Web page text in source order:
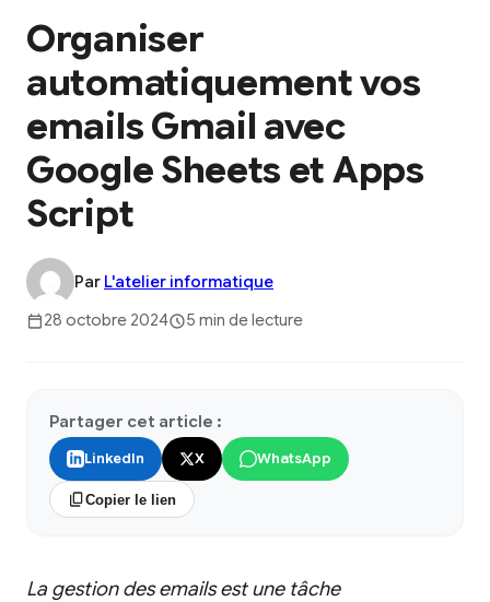
Organiser
automatiquement vos
emails Gmail avec
Google Sheets et Apps
Script
Par L'atelier informatique
28 octobre 2024
5 min de lecture
Partager cet article :
LinkedIn X WhatsApp
Copier le lien
La gestion des emails est une tâche